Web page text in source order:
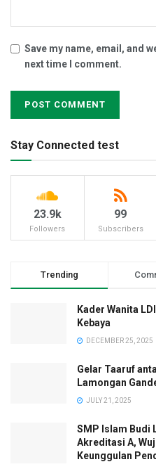
Save my name, email, and
next time I comment.
Stay Connected test
23.9k
Followers
99
Subscribers
Trending
Kader Wanita
Kebaya
DECEMBER 25, 2025
Gelar Taaruf
Lamongan
JULY 21, 2025
SMP Islam Budi
Akreditasi A,
Keunggulan